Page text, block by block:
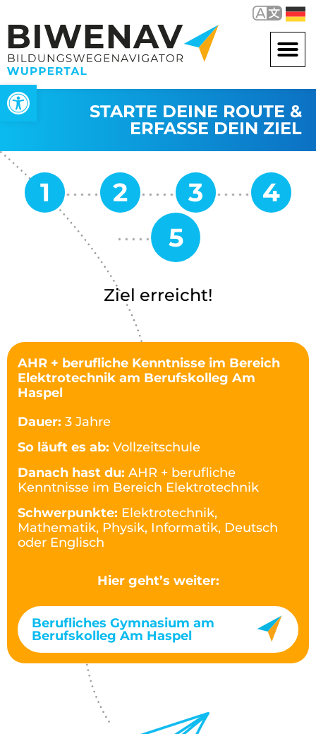
Werkzeugleiste öffnen
STARTE DEINE ROUTE &
ERFASSE DEIN ZIEL
Ziel erreicht!
AHR + berufliche Kenntnisse im Bereich
Elektrotechnik am Berufskolleg Am
Haspel
Dauer: 3 Jahre
So läuft es ab: Vollzeitschule
Danach hast du: AHR + berufliche
Kenntnisse im Bereich Elektrotechnik
Schwerpunkte: Elektrotechnik,
Mathematik, Physik, Informatik, Deutsch
oder Englisch
Hier geht’s weiter:
Berufliches Gymnasium am
Berufskolleg Am Haspel